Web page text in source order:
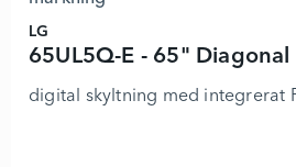
LG
digital skyltning med integrerat